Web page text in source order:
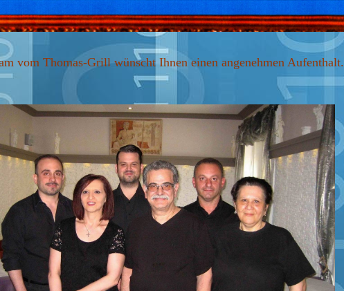
vom Thomas-Grill wünscht Ihnen einen angenehmen Aufenthalt.